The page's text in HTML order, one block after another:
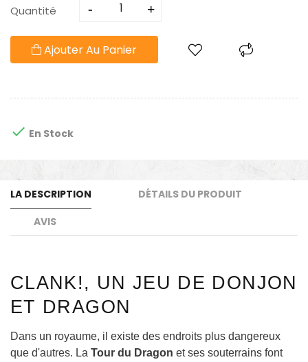
Quantité
Ajouter Au Panier
 En Stock
LA DESCRIPTION
DÉTAILS DU PRODUIT
AVIS
CLANK!, UN JEU DE DONJON
ET DRAGON
Dans un royaume, il existe des endroits plus dangereux
que d'autres. La Tour du Dragon et ses souterrains font